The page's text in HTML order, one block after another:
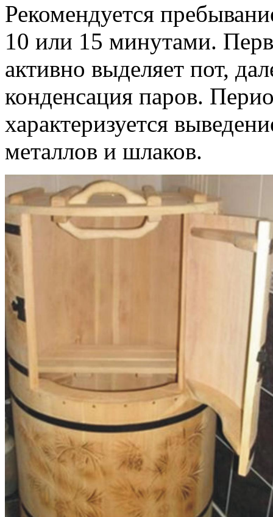
Рекомендуется
10 или 15 минутами.
активно выделяет пот,
конденсация паров.
характеризуется
металлов и шлаков.